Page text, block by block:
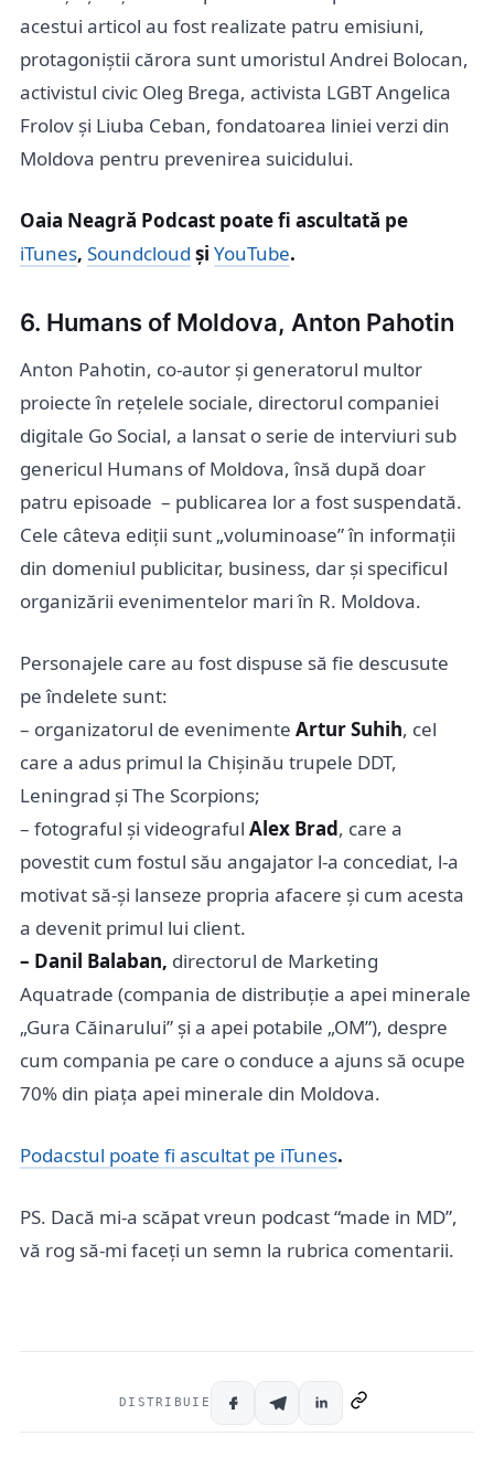
acestui articol au fost realizate patru emisiuni,
protagoniștii cărora sunt umoristul Andrei Bolocan,
activistul civic Oleg Brega, activista LGBT Angelica
Frolov și Liuba Ceban, fondatoarea liniei verzi din
Moldova pentru prevenirea suicidului.
Oaia Neagră Podcast poate fi ascultată pe
iTunes, Soundcloud și YouTube.
6. Humans of Moldova, Anton Pahotin
Anton Pahotin, co-autor și generatorul multor
proiecte în rețelele sociale, directorul companiei
digitale Go Social, a lansat o serie de interviuri sub
genericul Humans of Moldova, însă după doar
patru episoade – publicarea lor a fost suspendată.
Cele câteva ediții sunt „voluminoase” în informații
din domeniul publicitar, business, dar și specificul
organizării evenimentelor mari în R. Moldova.
Personajele care au fost dispuse să fie descusute
pe îndelete sunt:
– organizatorul de evenimente Artur Suhih, cel
care a adus primul la Chișinău trupele DDT,
Leningrad și The Scorpions;
– fotograful și videograful Alex Brad, care a
povestit cum fostul său angajator l-a concediat, l-a
motivat să-și lanseze propria afacere și cum acesta
a devenit primul lui client.
– Danil Balaban, directorul de Marketing
Aquatrade (compania de distribuție a apei minerale
„Gura Căinarului” și a apei potabile „OM”), despre
cum compania pe care o conduce a ajuns să ocupe
70% din piața apei minerale din Moldova.
Podacstul poate fi ascultat pe iTunes.
PS. Dacă mi-a scăpat vreun podcast “made in MD”,
vă rog să-mi faceți un semn la rubrica comentarii.
DISTRIBUIE